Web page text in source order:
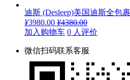
迪斯 (Desleep)美国迪斯全包
¥3980.00 ¥4380.00
加入购物车 0 人评价
微信扫码联系客服